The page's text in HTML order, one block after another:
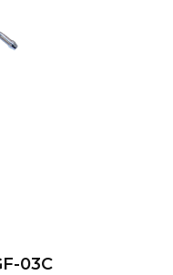
03C